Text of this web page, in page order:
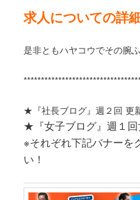
求人についての詳
是非ともハヤコウでその腕
★『社長ブログ』週２回 更
★『女子ブログ』週１回
※それぞれ下記バナーを
い！